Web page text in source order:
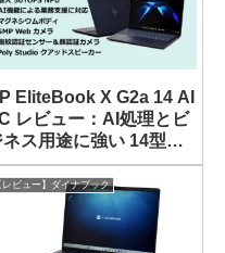
EliteBook X G2a 14 AI
レビュー：AI処理とビ
ネス用途に強い 14型モ
イルノート
レビュー】ダイナブック